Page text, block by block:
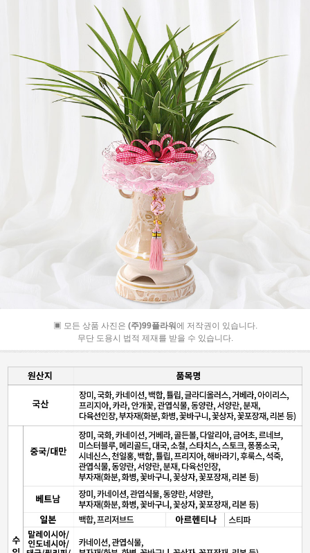
▣ 모든 상품 사진은 (주)99플라워에 저작권이 있습니다.
무단 도용시 법적 제재를 받을 수 있습니다.